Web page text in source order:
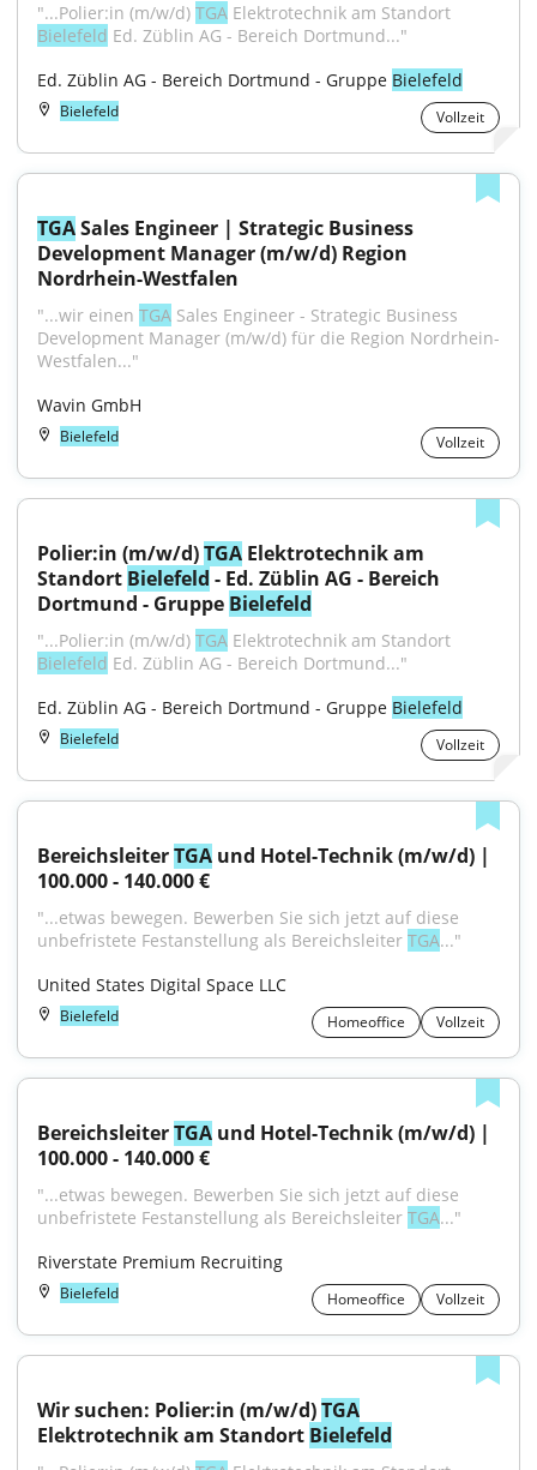
"...Polier:in (m/w/d) TGA
Bielefeld Ed. Züblin AG - Bereich Dortmund..."
Ed. Züblin AG - Bereich Dortmund - Gruppe Bielefeld
Bielefeld Vollzeit
TGA Sales Engineer | Strategic Business
Development Manager (m/w/d) Region
Nordrhein-Westfalen
"...wir einen TGA Sales Engineer - Strategic Business
Development Manager (m/w/d) für die Region Nordrhein-
Westfalen..."
Wavin GmbH
Bielefeld Vollzeit
Polier:in (m/w/d) TGA Elektrotechnik am
Standort Bielefeld - Ed. Züblin AG - Bereich
Dortmund - Gruppe Bielefeld
"...Polier:in (m/w/d) TGA
Bielefeld Ed. Züblin AG - Bereich Dortmund..."
Ed. Züblin AG - Bereich Dortmund - Gruppe Bielefeld
Bielefeld Vollzeit
Bereichsleiter TGA und Hotel-Technik (m/w/d) |
100.000 - 140.000 €
"...etwas bewegen. Bewerben Sie sich jetzt auf diese
unbefristete Festanstellung als Bereichsleiter TGA..."
United States Digital Space LLC
Bielefeld Homeoffice Vollzeit
Bereichsleiter TGA und Hotel-Technik (m/w/d) |
100.000 - 140.000 €
"...etwas bewegen. Bewerben Sie sich jetzt auf diese
unbefristete Festanstellung als Bereichsleiter TGA..."
Riverstate Premium Recruiting
Bielefeld Homeoffice Vollzeit
Wir suchen: Polier:in (m/w/d) TGA
Elektrotechnik am Standort Bielefeld